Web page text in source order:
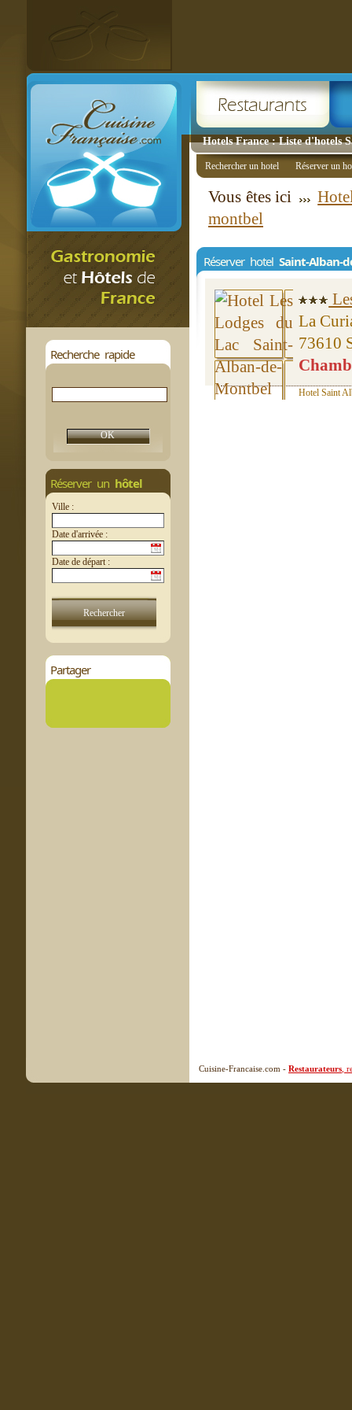
Hotels France : Liste d'hotels
Recherche rapide
Réserver un hôtel
Ville :
Date d'arrivée :
Date de départ :
Partager
Rechercher un hotel Réserver un
Vous êtes ici
montbel
Réserver hotel Saint-Alban-
La
73610
Hotel Saint
Cuisine-Francaise.com - Restaurateurs ,